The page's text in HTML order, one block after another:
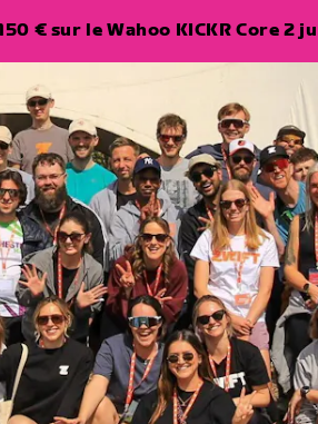
€ sur le Wahoo KICKR Core 2